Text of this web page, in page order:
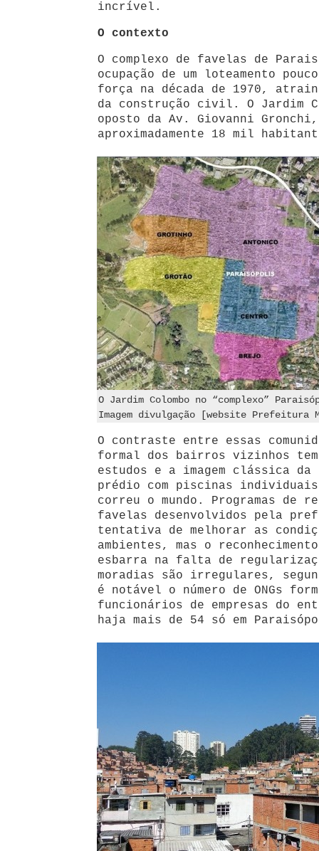
incrível.
O contexto
O complexo de favelas de
ocupação de um loteamento
força na década de 1970,
da construção civil. O Jardim
oposto da Av. Giovanni
aproximadamente 18 mil
O Jardim Colombo no “complexo”
Imagem divulgação [website Prefeitura
O contraste entre essas
formal dos bairros vizinhos
estudos e a imagem clássica
prédio com piscinas individuais
correu o mundo. Programas de
favelas desenvolvidos pela
tentativa de melhorar as
ambientes, mas o
esbarra na falta de
moradias são irregulares,
é notável o número de ONGs
funcionários de empresas do
haja mais de 54 só em